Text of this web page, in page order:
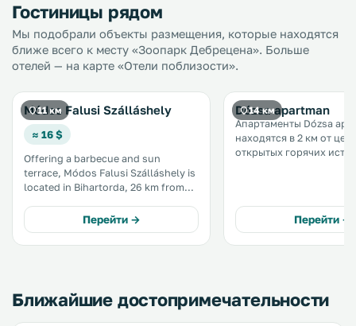
Гостиницы рядом
Мы подобрали объекты размещения, которые находятся
ближе всего к месту «Зоопарк Дебрецена». Больше
отелей — на карте «Отели поблизости».
11 км
Módos Falusi Szálláshely
≈ 16 $
Offering a barbecue and sun
terrace, Módos Falusi Szálláshely is
located in Bihartorda, 26 km from
parking is available on site. Enjoy a
cup of tea while looking out at the
garden or city. .
Перейти →
14 км
Dózsa apartman
Апартаменты Dózsa
находятся в 2 км от
открытых горячих
прокат велосипедов. .
Перейти →
Ближайшие достопримечательности